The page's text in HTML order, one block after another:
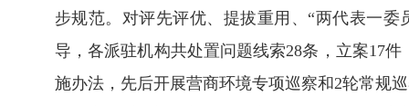
步规范。对评先评优、提拔重用、“两代表一
导，各派驻机构共处置问题线索28条，立案17
施办法，先后开展营商环境专项巡察和2轮常规